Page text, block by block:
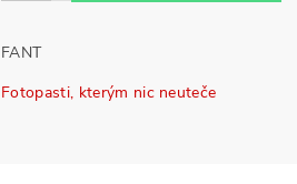
FANT
Fotopasti, kterým nic neuteče